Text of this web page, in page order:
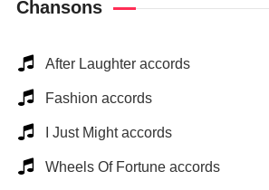
Chansons
After Laughter accords
Fashion accords
I Just Might accords
Wheels Of Fortune accords